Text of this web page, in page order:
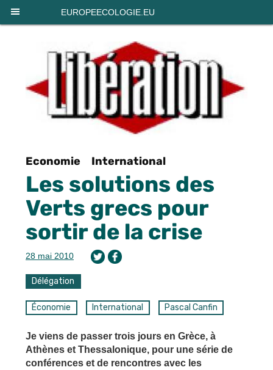
EUROPEECOLOGIE.EU
Economie International
Les solutions des
Verts grecs pour
sortir de la crise
28 mai 2010
Délégation
Économie International Pascal Canfin
Je viens de passer trois jours en Grèce, à
Athènes et Thessalonique, pour une série de
conférences et de rencontres avec les